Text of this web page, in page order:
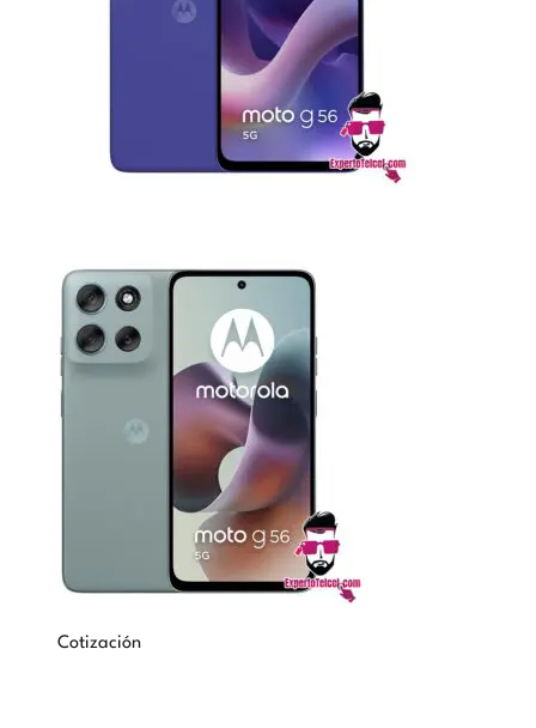
Cotización